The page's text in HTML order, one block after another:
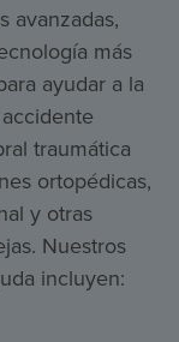
avanzadas,
más
ayudar a la
traumática
ortopédicas,
y otras
Nuestros
incluyen: